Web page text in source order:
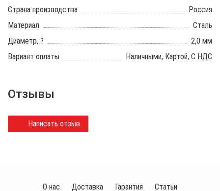
Страна производства
Россия
Материал
Сталь
Диаметр, ?
2,0 мм
Вариант оплаты
Наличными, Картой, С НДС
Отзывы
Написать отзыв
О нас Доставка Гарантия Статьи